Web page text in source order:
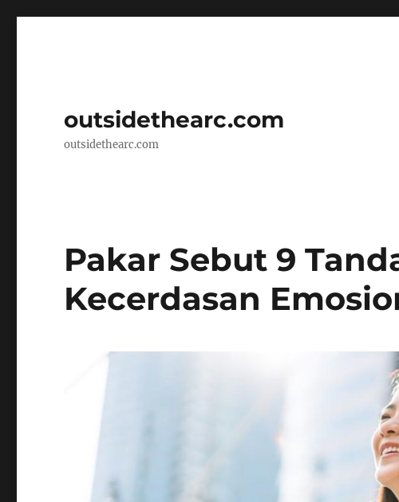
outsidethearc.com
outsidethearc.com
Pakar Sebut 9
Kecerdasan